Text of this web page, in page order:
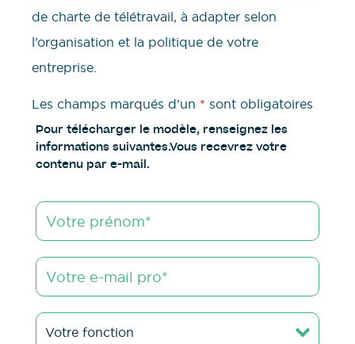
de charte de télétravail, à adapter selon
l’organisation et la politique de votre
entreprise.
Les champs marqués d’un * sont obligatoires
Pour télécharger le modèle, renseignez les
informations suivantes.Vous recevrez votre
contenu par e-mail.